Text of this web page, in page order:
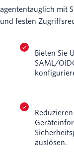
agententauglich mit
und festen
Bieten Sie
SAML/
auslösen.